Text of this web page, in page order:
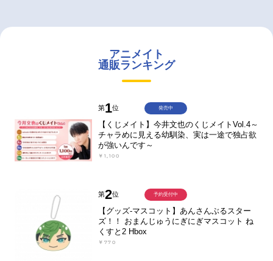
アニメイト
通販ランキング
第1位
【くじメイト】今井文也のくじメイトVol.4～
チャラめに見える幼馴染、実は一途で独占欲
が強いんです～
￥1,100
発売中
第2位
【グッズ-マスコット】あんさんぶるスター
ズ！！ おまんじゅうにぎにぎマスコット ね
くすと2 Hbox
￥770
予約受付中